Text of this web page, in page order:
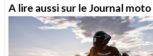
A lire aussi sur le Journal